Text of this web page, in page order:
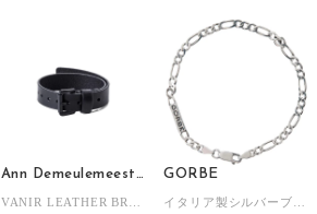
Ann Demeulemeester GORBE